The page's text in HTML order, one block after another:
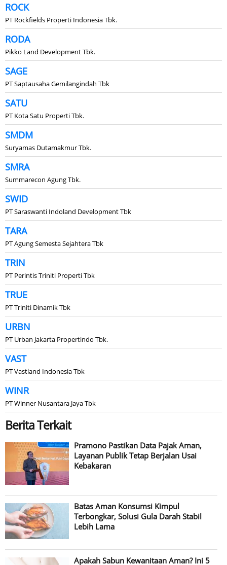
ROCK
PT Rockfields Properti Indonesia Tbk.
RODA
Pikko Land Development Tbk.
SAGE
PT Saptausaha Gemilangindah Tbk
SATU
PT Kota Satu Properti Tbk.
SMDM
Suryamas Dutamakmur Tbk.
SMRA
Summarecon Agung Tbk.
SWID
PT Saraswanti Indoland Development Tbk
TARA
PT Agung Semesta Sejahtera Tbk
TRIN
PT Perintis Triniti Properti Tbk
TRUE
PT Triniti Dinamik Tbk
URBN
PT Urban Jakarta Propertindo Tbk.
VAST
PT Vastland Indonesia Tbk
WINR
PT Winner Nusantara Jaya Tbk
Berita Terkait
Pramono Pastikan Data Pajak Aman,
Layanan Publik Tetap Berjalan Usai
Kebakaran
Batas Aman Konsumsi Kimpul
Terbongkar, Solusi Gula Darah Stabil
Lebih Lama
Apakah Sabun Kewanitaan Aman? Ini 5